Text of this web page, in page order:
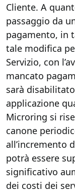
Cliente. A
passaggio da
pagamento, in
tale modifica
Servizio, con
mancato
sarà disabilitato
applicazione
Microring si
canone
all’incremento
potrà essere
significativo
dei costi dei